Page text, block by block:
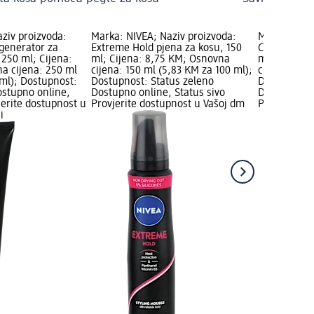
proizvoda:
za
ml; Cijena:
cijena: 250 ml
Dostupnost:
online,
dostupnost u
Marka: NIVEA; Naziv proizvoda:
Extreme Hold pjena za kosu, 150
ml; Cijena: 8,75 KM; Osnovna
cijena: 150 ml (5,83 KM za 100 ml);
Dostupnost: Status zeleno
Dostupno online, Status sivo
Provjerite dostupnost u Vašoj dm
Marka:
Curls &
ml; Cijena:
cijena: 440
Dostupno
Provjerite